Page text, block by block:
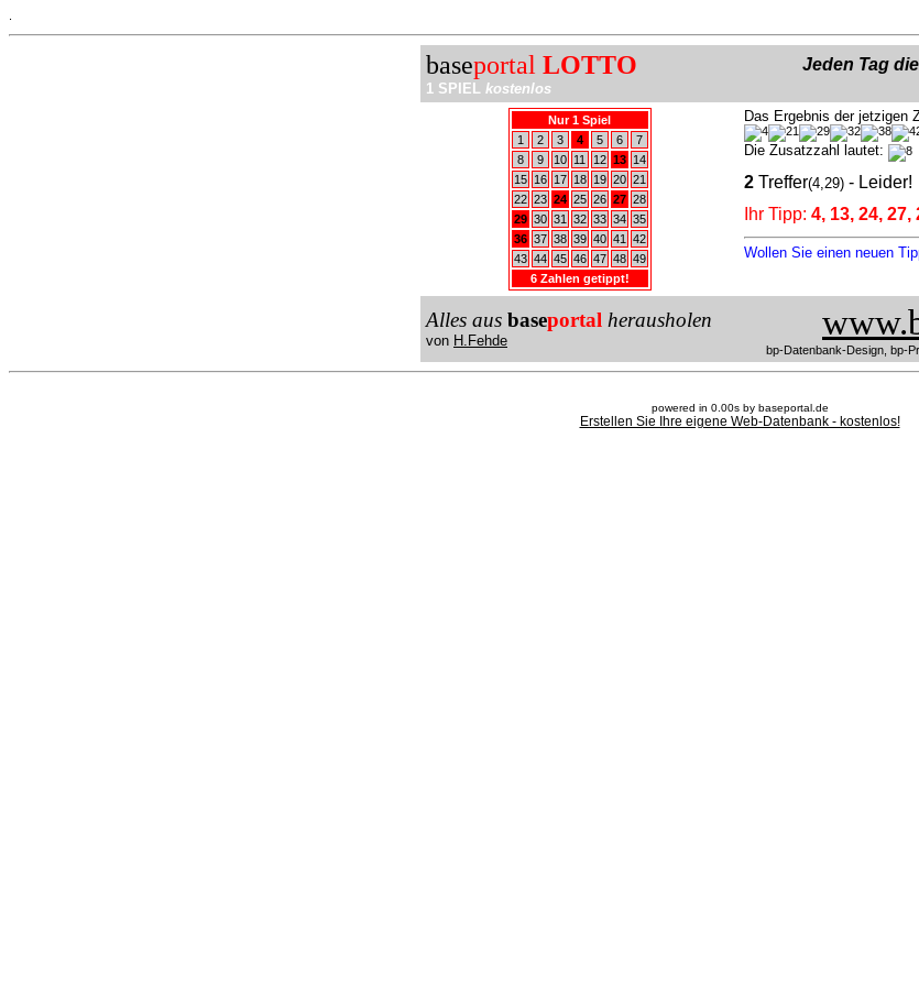
baseportal LOTTO
1 SPIEL kostenlos
Jeden Tag
Nur 1 Spiel
1
2 3 4 5 6
7
8
9 10 11 12 13
14
15
16 17 18 19 20 21
22 23 24 25 26 27 28
29 30 31 32 33 34 35
36 37 38 39 40 41
42
43 44 45 46 47 48 49
6 Zahlen getippt!
Das Ergebnis der jetzigen
Die Zusatzzahl lautet:
2 Treffer(4,29) - Leider!
Ihr Tipp: 4, 13, 24, 27,
Wollen Sie einen neuen
Alles aus baseportal herausholen
von H.Fehde
bp-Datenbank-Design, bp-
powered in 0.00s by baseportal.de
Erstellen Sie Ihre eigene Web-Datenbank - kostenlos!